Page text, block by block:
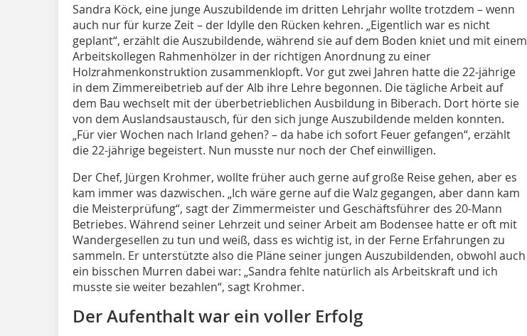
Sandra Köck, eine junge Auszubildende im dritten Lehrjahr wollte trotzdem – wenn
auch nur für kurze Zeit – der Idylle den Rücken kehren. „Eigentlich war es nicht
geplant“, erzählt die Auszubildende, während sie auf dem Boden kniet und mit einem
Arbeitskollegen Rahmenhölzer in der richtigen Anordnung zu einer
Holzrahmenkonstruktion zusammenklopft. Vor gut zwei Jahren hatte die 22-jährige
in dem Zimmereibetrieb auf der Alb ihre Lehre begonnen. Die tägliche Arbeit auf
dem Bau wechselt mit der überbetrieblichen Ausbildung in Biberach. Dort hörte sie
von dem Auslandsaustausch, für den sich junge Auszubildende melden konnten.
„Für vier Wochen nach Irland gehen? – da habe ich sofort Feuer gefangen“, erzählt
die 22-jährige begeistert. Nun musste nur noch der Chef einwilligen.
Der Chef, Jürgen Krohmer, wollte früher auch gerne auf große Reise gehen, aber es
kam immer was dazwischen. „Ich wäre gerne auf die Walz gegangen, aber dann kam
die Meisterprüfung“, sagt der Zimmermeister und Geschäftsführer des 20-Mann
Betriebes. Während seiner Lehrzeit und seiner Arbeit am Bodensee hatte er oft mit
Wandergesellen zu tun und weiß, dass es wichtig ist, in der Ferne Erfahrungen zu
sammeln. Er unterstützte also die Pläne seiner jungen Auszubildenden, obwohl auch
ein bisschen Murren dabei war: „Sandra fehlte natürlich als Arbeitskraft und ich
musste sie weiter bezahlen“, sagt Krohmer.
Der Aufenthalt war ein voller Erfolg